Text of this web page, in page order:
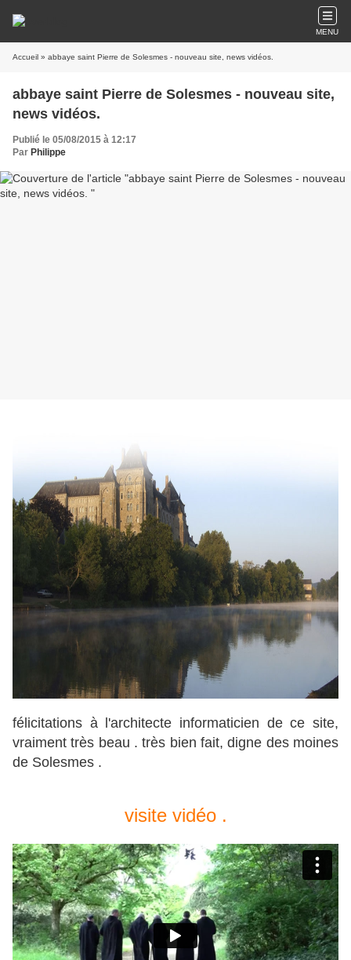
MENU
Accueil » abbaye saint Pierre de Solesmes - nouveau site, news vidéos.
abbaye saint Pierre de Solesmes - nouveau site,
news vidéos.
Publié le 05/08/2015 à 12:17
Par Philippe
félicitations à l'architecte informaticien de ce site,
vraiment très beau . très bien fait, digne des moines
de Solesmes .
visite vidéo .